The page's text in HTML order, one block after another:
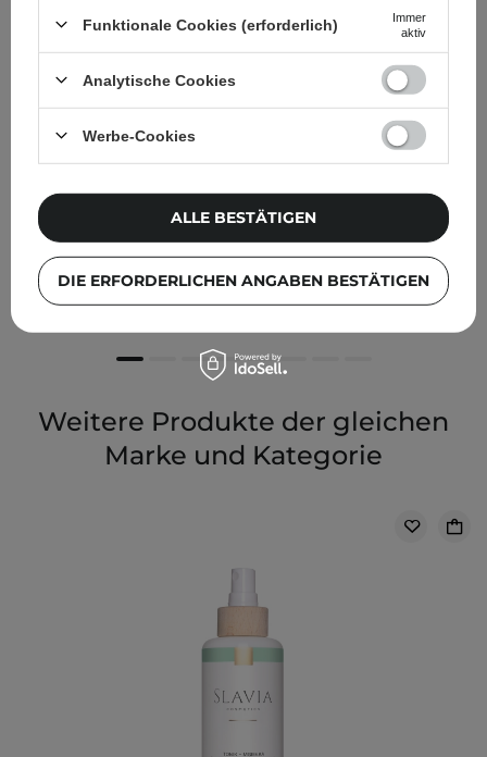
Jumiso - Waterfull Hyaluronic Acid Cleansing Foam -
Hyaluron-Gesichtsreinigungsschaum - 150ml
3,02 €
Weitere Produkte der gleichen
Marke und Kategorie
Funktionale Cookies (erforderlich)
Immer
aktiv
Analytische Cookies
Werbe-Cookies
DIE ERFORDERLICHEN ANGABEN BESTÄTIGEN
ALLE BESTÄTIGEN